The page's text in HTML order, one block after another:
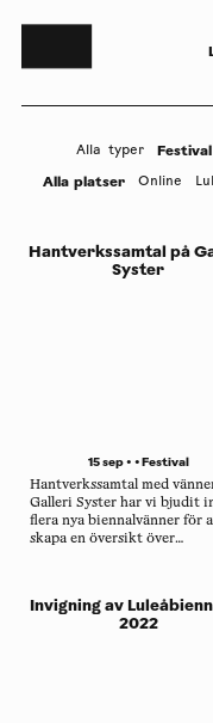
Alla typer Festival
Alla platser Online
Hantverkssamtal på
Syster
15 sep • • Festival
Hantverkssamtal med
Galleri Syster har vi bjudit
flera nya biennalvänner för
skapa en översikt över
Invigning av
2022